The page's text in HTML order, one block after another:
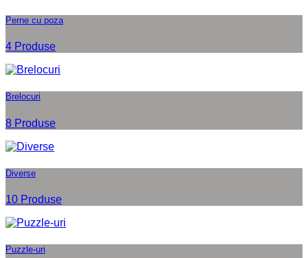
Perne cu poza
4 Produse
Brelocuri
8 Produse
Diverse
10 Produse
Puzzle-uri